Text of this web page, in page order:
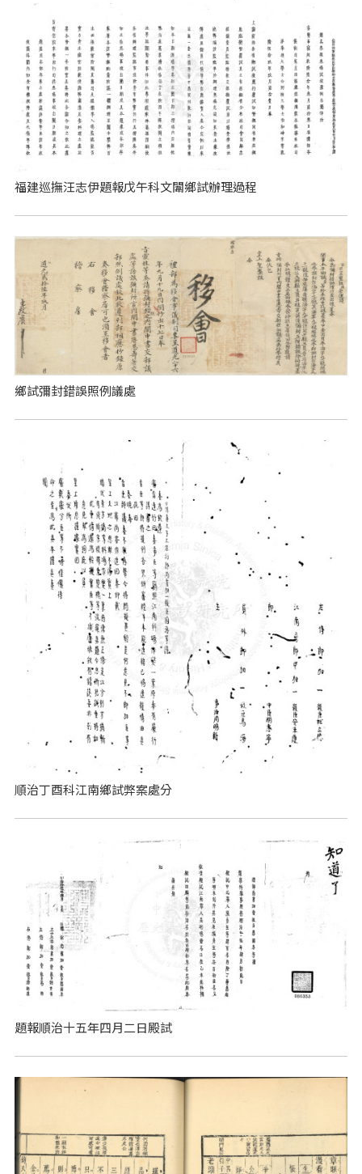
福建巡撫汪志伊題報戊午科文闈鄉試辦理過程
鄉試彌封錯誤照例議處
順治丁酉科江南鄉試弊案處分
題報順治十五年四月二日殿試